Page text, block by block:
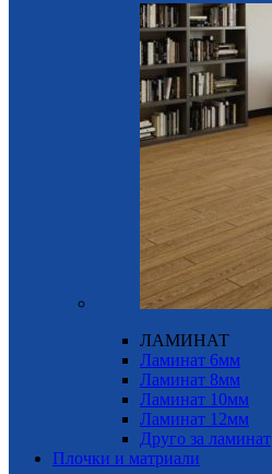
ЛАМИНАТ
Ламинат 6мм
Ламинат 8мм
Ламинат 10мм
Ламинат 12мм
Друго за ламинат
Плочки и матриали